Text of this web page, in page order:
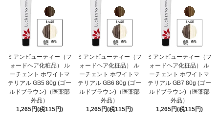
ミアンビューティー（フ
ォードヘア化粧品） ル
ーチェント ホワイトマ
テリアル GB5 80g (ゴー
ルドブラウン)（医薬部
外品）
1,265円(税115円)
ミアンビューティー（フ
ォードヘア化粧品） ル
ーチェント ホワイトマ
テリアル GB6 80g (ゴー
ルドブラウン)（医薬部
外品）
1,265円(税115円)
ミアンビューティー（フ
ォードヘア化粧品） ル
ーチェント ホワイトマ
テリアル GB7 80g (ゴー
ルドブラウン)（医薬部
外品）
1,265円(税115円)